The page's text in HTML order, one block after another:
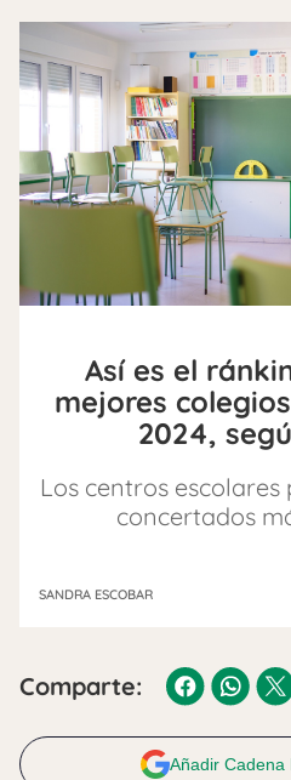
Así es el
mejores
2024,
Los centros
concertados
SANDRA ESCOBAR
Comparte:
Añadir Cadena